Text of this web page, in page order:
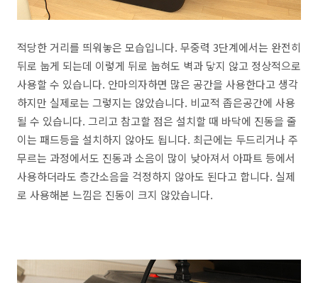
적당한 거리를 띄워놓은 모습입니다. 무중력 3단계에서는 완전히
뒤로 눕게 되는데 이렇게 뒤로 눕혀도 벽과 닿지 않고 정상적으로
사용할 수 있습니다. 안마의자하면 많은 공간을 사용한다고 생각
하지만 실제로는 그렇지는 않았습니다. 비교적 좁은공간에 사용
될 수 있습니다. 그리고 참고할 점은 설치할 때 바닥에 진동을 줄
이는 패드등을 설치하지 않아도 됩니다. 최근에는 두드리거나 주
무르는 과정에서도 진동과 소음이 많이 낮아져서 아파트 등에서
사용하더라도 층간소음을 걱정하지 않아도 된다고 합니다. 실제
로 사용해본 느낌은 진동이 크지 않았습니다.